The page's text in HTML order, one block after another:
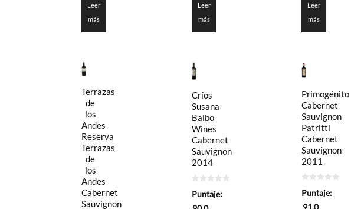
Leer
más
Leer
más
Leer
más
Terrazas
de
los
Andes
Reserva
Terrazas
de
los
Andes
Cabernet
Sauvignon
Críos
Susana
Balbo
Wines
Cabernet
Sauvignon
2014
de
Puntaje:
Primogénito
Cabernet
Sauvignon
Patritti
Cabernet
Sauvignon
2011
de
Puntaje:
91.0